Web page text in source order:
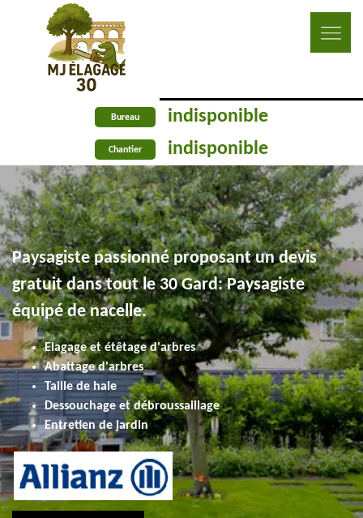
Bureau indisponible
Chantier indisponible
Paysagiste passionné proposant un devis
gratuit dans tout le 30 Gard: Paysagiste
équipé de nacelle.
Elagage et étêtage d'arbres
Abattage d'arbres
Taille de haie
Dessouchage et débroussaillage
Entretien de jardin